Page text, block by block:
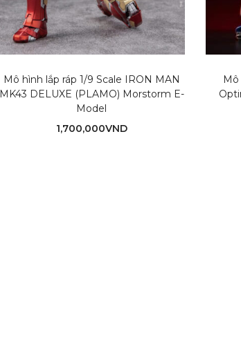
Mô hình lắp ráp 1/9 Scale IRON MAN
MK43 DELUXE (PLAMO) Morstorm E-
Model
1,700,000VND